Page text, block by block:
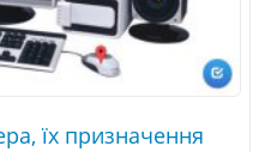
їх призначення